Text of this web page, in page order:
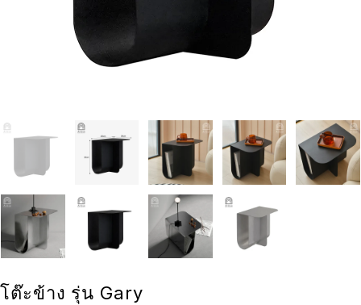
โต๊ะข้าง รุ่น Gary